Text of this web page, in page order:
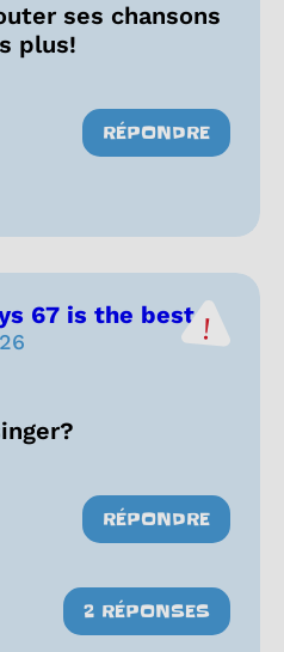
ses chansons
plus!
les réactions
RÉPONDRE
67 is the best...
les réactions
RÉPONDRE
2 RÉPONSES